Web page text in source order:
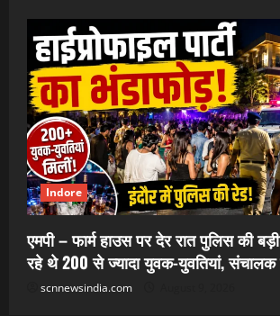
Indore
एमपी – फार्म हाउस पर देर रात पुलिस की
रहे थे 200 से ज्यादा युवक-युवतियां,
scnnewsindia.com